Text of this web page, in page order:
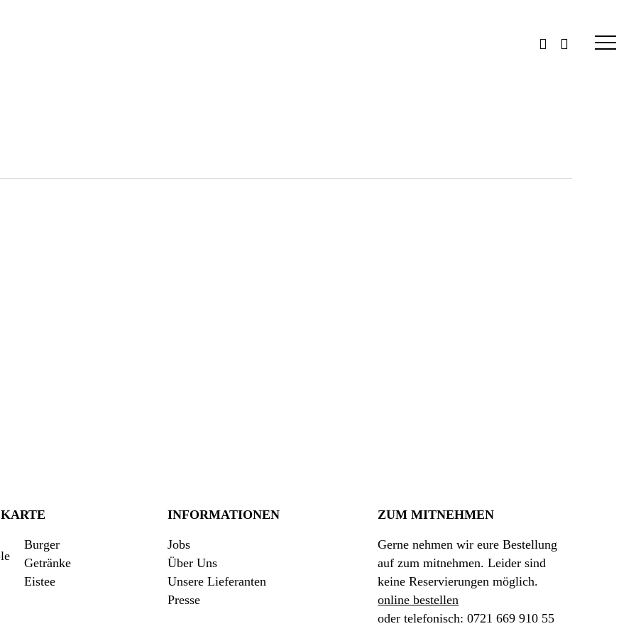
Menu
FACEBOOK
INSTAGRAM
Burger
Getränke
Eistee
INFORMATIONEN
Jobs
Über Uns
Unsere Lieferanten
Presse
ZUM MITNEHMEN
Gerne nehmen wir eure Bestellung
auf zum mitnehmen. Leider sind
keine Reservierungen möglich.
online bestellen
oder telefonisch: 0721 669 910 55